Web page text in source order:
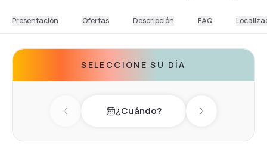
Presentación Ofertas Descripción FAQ
SELECCIONE SU DÍA
Previous day¿Cuándo? Next day